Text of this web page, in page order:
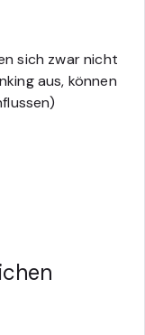
sich zwar nicht
aus, können